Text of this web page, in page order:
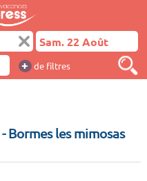
+ de filtres
- Bormes les mimosas